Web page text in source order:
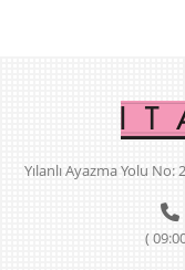
Yılanlı Ayazma Yolu
(